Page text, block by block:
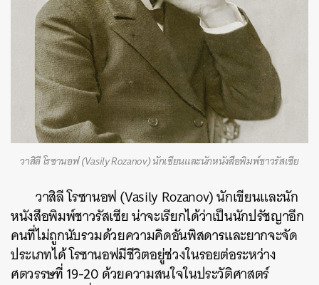
วาสิลี โรซานอฟ (Vasily Rozanov) นักเขียนและนักหนังสือพิมพ์ชาวรัสเซีย
วาสิลี โรซานอฟ (Vasily Rozanov) นักเขียนและนัก
หนังสือพิมพ์ชาวรัสเซีย น่าจะเรียกได้ว่าเป็นนักปรัชญาอีก
คนที่ไม่ถูกนับรวมด้วยความคิดอันพิสดารและยากจะจัด
ประเภทได้ โรซานอฟมีชีวิตอยู่ช่วงในรอยต่อระหว่าง
ศตวรรษที่ 19-20 ด้วยความสนใจในประวัติศาสตร์